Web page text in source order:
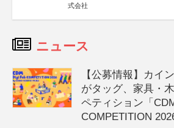
式会社
ニュース
【公募情報】カイ
がタッグ、家具・
ペティション「
COMPETITION